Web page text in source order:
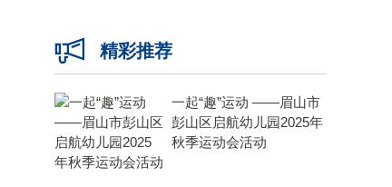
精彩推荐
一起“趣”运动 ——眉山市
彭山区启航幼儿园2025年
秋季运动会活动